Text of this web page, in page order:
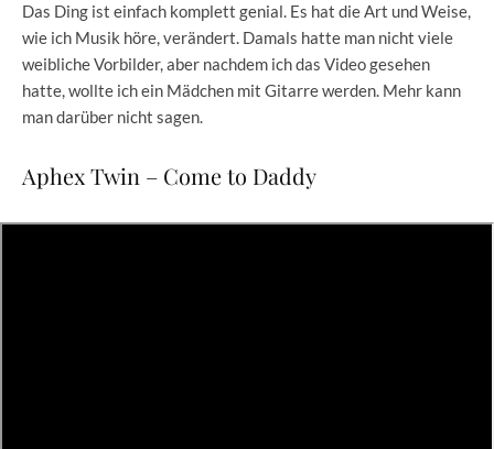
Das Ding ist einfach komplett genial. Es hat die Art und Weise,
wie ich Musik höre, verändert. Damals hatte man nicht viele
weibliche Vorbilder, aber nachdem ich das Video gesehen
hatte, wollte ich ein Mädchen mit Gitarre werden. Mehr kann
man darüber nicht sagen.
Aphex Twin – Come to Daddy